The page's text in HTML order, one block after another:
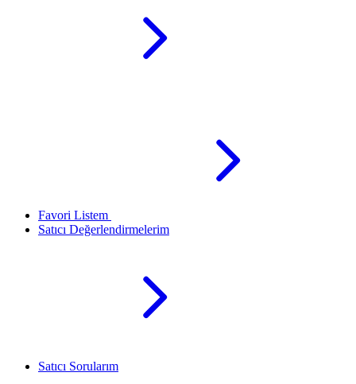
Favori Listem
Satıcı Değerlendirmelerim
Satıcı Sorularım